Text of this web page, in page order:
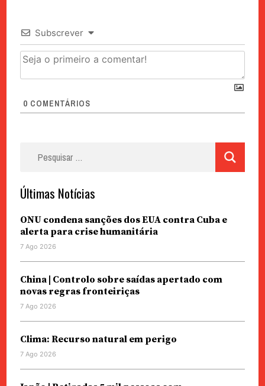
Subscrever
0 COMENTÁRIOS
Últimas Notícias
ONU condena sanções dos EUA contra Cuba e
alerta para crise humanitária
7 Ago 2026
China | Controlo sobre saídas apertado com
novas regras fronteiriças
7 Ago 2026
Clima: Recurso natural em perigo
7 Ago 2026